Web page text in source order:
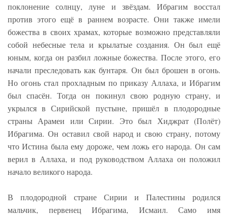
поклонение солнцу, луне и звёздам. Ибрагим восстал
против этого ещё в раннем возрасте. Они также имели
божества в своих храмах, которые возможно представляли
собой небесные тела и крылатые создания. Он был ещё
юным, когда он разбил ложные божества. После этого, его
начали преследовать как бунтаря. Он был брошен в огонь.
Но огонь стал прохладным по приказу Аллаха, и Ибрагим
был спасён. Тогда он покинул свою родную страну, и
укрылся в Сирийской пустыне, пришёл в плодородные
страны Арамеи или Сирии. Это был Хиджрат (Полёт)
Ибрагима. Он оставил свой народ и свою страну, потому
что Истина была ему дороже, чем ложь его народа. Он сам
верил в Аллаха, и под руководством Аллаха он положил
начало великого народа.
В плодородной стране Сирии и Палестины родился
мальчик, первенец Ибрагима, Исмаил. Само имя